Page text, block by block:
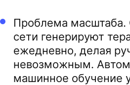
Проблема
сети генерируют
ежедневно, делая
невозможным.
машинное обучение